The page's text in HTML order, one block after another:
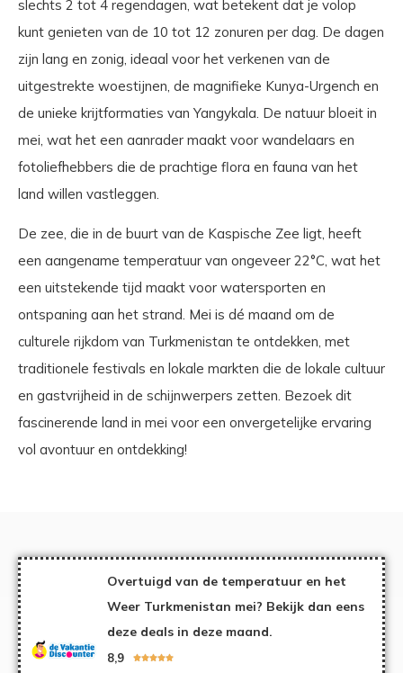
slechts 2 tot 4 regendagen, wat betekent dat je volop
kunt genieten van de 10 tot 12 zonuren per dag. De dagen
zijn lang en zonig, ideaal voor het verkenen van de
uitgestrekte woestijnen, de magnifieke Kunya-Urgench en
de unieke krijtformaties van Yangykala. De natuur bloeit in
mei, wat het een aanrader maakt voor wandelaars en
fotoliefhebbers die de prachtige flora en fauna van het
land willen vastleggen.
De zee, die in de buurt van de Kaspische Zee ligt, heeft
een aangename temperatuur van ongeveer 22°C, wat het
een uitstekende tijd maakt voor watersporten en
ontspaning aan het strand. Mei is dé maand om de
culturele rijkdom van Turkmenistan te ontdekken, met
traditionele festivals en lokale markten die de lokale cultuur
en gastvrijheid in de schijnwerpers zetten. Bezoek dit
fascinerende land in mei voor een onvergetelijke ervaring
vol avontuur en ontdekking!
Overtuigd van de temperatuur en het
Weer Turkmenistan mei? Bekijk dan eens
deze deals in deze maand.
8,9 